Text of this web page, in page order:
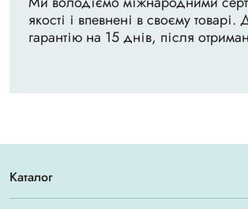
якості і впевнені в своєму
гарантію на 15 днів, після
Каталог